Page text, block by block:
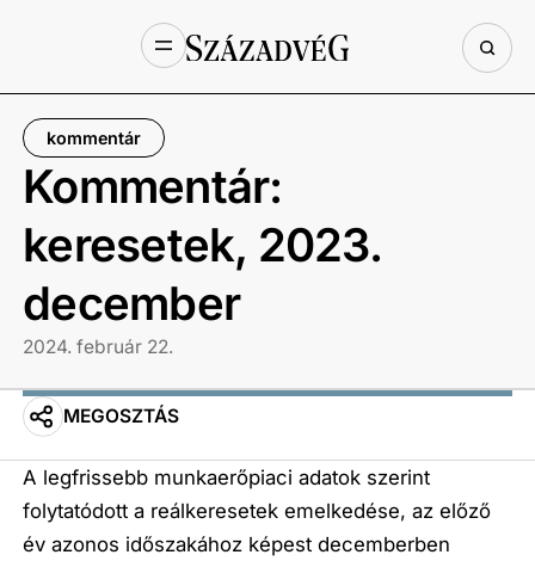
kommentár
Kommentár:
keresetek, 2023.
december
2024. február 22.
MEGOSZTÁS
A legfrissebb munkaerőpiaci adatok szerint
folytatódott a reálkeresetek emelkedése, az előző
év azonos időszakához képest decemberben